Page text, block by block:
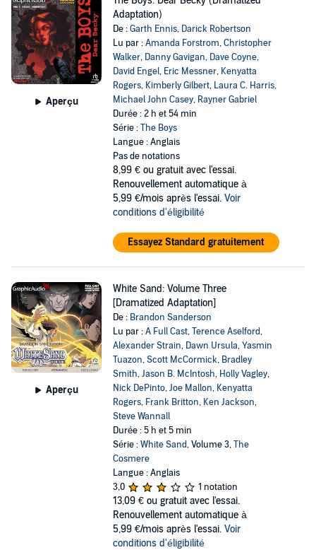
Aperçu
Adaptation)
De :Garth Ennis, Darick Robertson
Lu par :Amanda Forstrom,Christopher
Walker, Danny Gavigan, Dave Coyne,
David Engel, Eric Messner, Kenyatta
Rogers, Kimberly Gilbert, Laura C. Harris,
Michael John Casey, Rayner Gabriel
Durée : 2 h et 54 min
Série :The Boys
Langue : Anglais
Pas de notations
8,99 € ou gratuit avec l'essai.
Renouvellement automatique à
5,99 €/mois après l'essai. Voir
conditions d'éligibilité
Essayez Standard gratuitement
Aperçu
White Sand: Volume Three
[Dramatized Adaptation]
De : Brandon Sanderson
Lu par :A Full Cast,Terence Aselford,
Alexander Strain, Dawn Ursula,Yasmin
Tuazon,Scott McCormick, Bradley
Smith,Jason B. McIntosh, Holly Vagley,
Nick DePinto,Joe Mallon, Kenyatta
Rogers, Frank Britton, Ken Jackson,
Steve Wannall
Durée : 5 h et 5 min
Série :White Sand, Volume 3,The
Cosmere
Langue : Anglais
3,0
1 notation
13,09 € ou gratuit avec l'essai.
Renouvellement automatique à
5,99 €/mois après l'essai. Voir
conditions d'éligibilité